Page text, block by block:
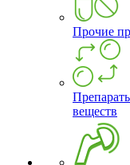
Прочие
веществ